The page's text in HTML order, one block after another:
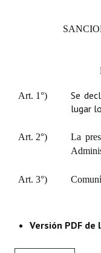
Entrega de
Art. 1°) Se
lugar
Art. 2°)
La
Art. 3°)
Versión PDF de